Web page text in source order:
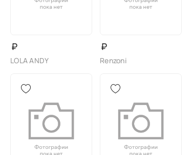
₽
LOLA ANDY
₽
Renzoni